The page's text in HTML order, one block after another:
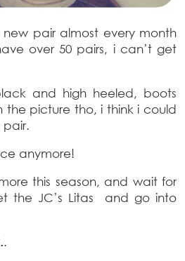
pair almost every month
over 50 pairs, i can’t get
and high heeled, boots
the picture tho, i think i could
pair.
anymore!
this season, and wait for
the JC’s Litas and go into
.